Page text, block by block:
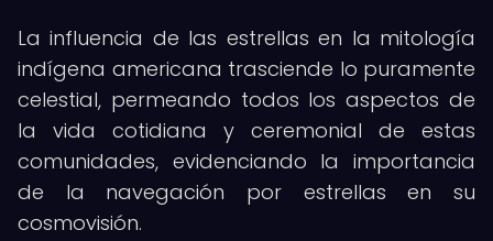
La influencia de las estrellas en la mitología
indígena americana trasciende lo puramente
celestial, permeando todos los aspectos de
la vida cotidiana y ceremonial de estas
comunidades, evidenciando la importancia
de la navegación por estrellas en su
cosmovisión.